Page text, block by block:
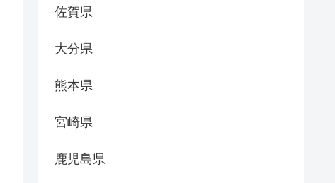
佐賀県
大分県
熊本県
宮崎県
鹿児島県